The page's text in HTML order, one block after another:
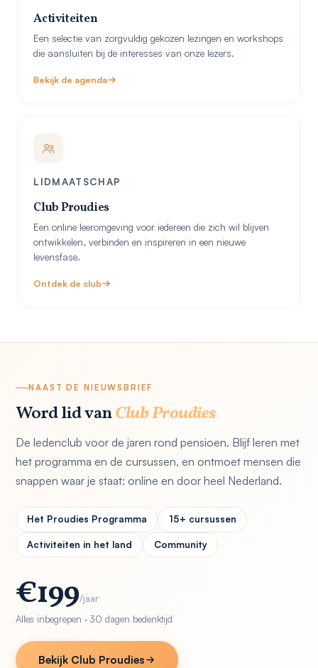
Activiteiten
Een selectie van zorgvuldig gekozen lezingen en workshops
die aansluiten bij de interesses van onze lezers.
Bekijk de agenda
LIDMAATSCHAP
Club Proudies
Een online leeromgeving voor iedereen die zich wil blijven
ontwikkelen, verbinden en inspireren in een nieuwe
levensfase.
Ontdek de club
NAAST DE NIEUWSBRIEF
Word lid vanClub Proudies
De ledenclub voor de jaren rond pensioen. Blijf leren met
het programma en de cursussen, en ontmoet mensen die
snappen waar je staat: online en door heel Nederland.
Het Proudies Programma 15+ cursussen
Activiteiten in het land Community
€199/jaar
Alles inbegrepen · 30 dagen bedenktijd
Bekijk Club Proudies